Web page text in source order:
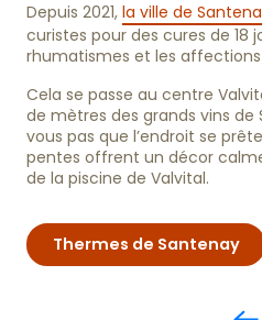
Depuis 2021, la ville de
curistes pour des cures de 18
rhumatismes et les affections
Cela se passe au centre
de mètres des grands vins de
vous pas que l’endroit se
pentes offrent un décor
de la piscine de Valvital.
Thermes de Santenay